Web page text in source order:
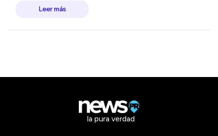
Leer más
la pura verdad